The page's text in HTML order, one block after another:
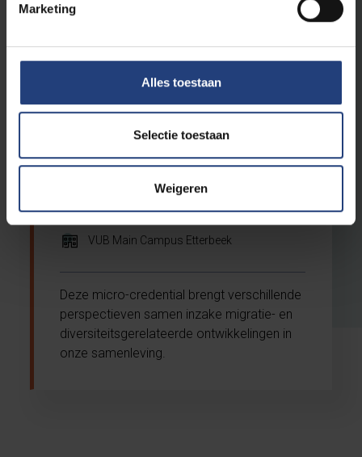
Marketing
Alles toestaan
Selectie toestaan
Weigeren
contribution to this during a practical
Migration and Diversity: Past
& Present
Micro-credential
Nederlands
VUB Main Campus Etterbeek
Deze micro-credential brengt verschillende
perspectieven samen inzake migratie- en
diversiteitsgerelateerde ontwikkelingen in
onze samenleving.